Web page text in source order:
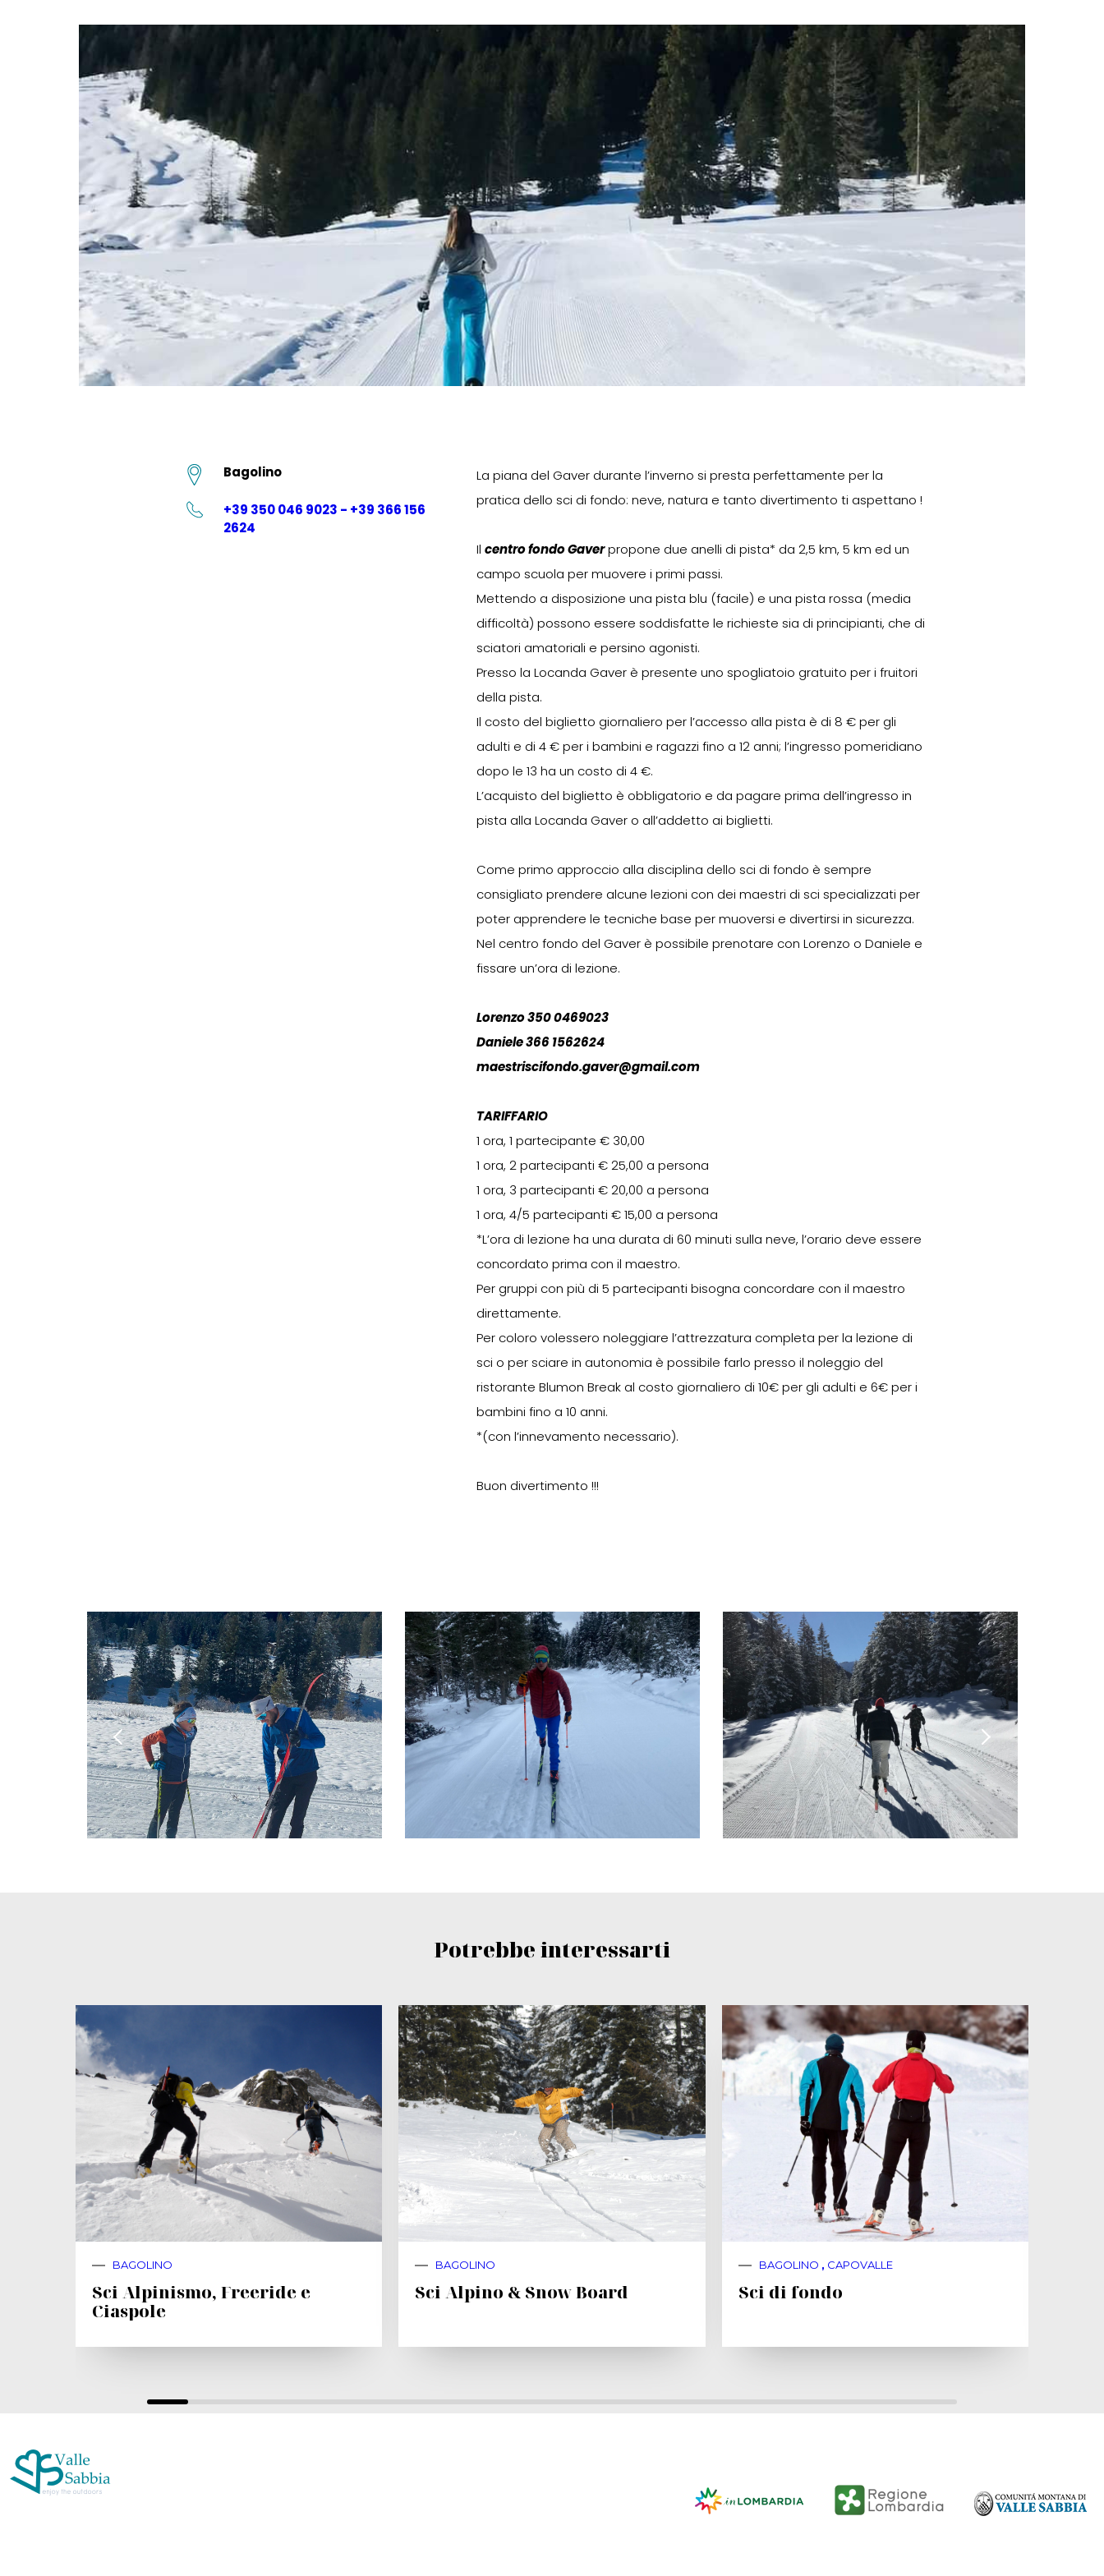
Bagolino
+39 350 046 9023 - +39 366 156
2624
La piana del Gaver durante l’inverno si presta perfettamente per la
pratica dello sci di fondo: neve, natura e tanto divertimento ti aspettano !
Il centro fondo Gaverpropone due anelli di pista* da 2,5 km, 5 km ed un
campo scuola per muovere i primi passi.
Mettendo a disposizione una pista blu (facile) e una pista rossa (media
difficoltà) possono essere soddisfatte le richieste sia di principianti, che di
sciatori amatoriali e persino agonisti.
Presso la Locanda Gaver è presente uno spogliatoio gratuito per i fruitori
della pista.
Il costo del biglietto giornaliero per l’accesso alla pista è di 8 € per gli
adulti e di 4 € per i bambini e ragazzi fino a 12 anni; l’ingresso pomeridiano
dopo le 13 ha un costo di 4 €.
L’acquisto del biglietto è obbligatorio e da pagare prima dell’ingresso in
pista alla Locanda Gaver o all’addetto ai biglietti.
Come primo approccio alla disciplina dello sci di fondo è sempre
consigliato prendere alcune lezioni con dei maestri di sci specializzati per
poter apprendere le tecniche base per muoversi e divertirsi in sicurezza.
Nel centro fondo del Gaver è possibile prenotare con Lorenzo o Daniele e
fissare un’ora di lezione.
Lorenzo 350 0469023
Daniele 366 1562624
maestriscifondo.gaver@gmail.com
TARIFFARIO
1 ora, 1 partecipante € 30,00
1 ora, 2 partecipanti € 25,00 a persona
1 ora, 3 partecipanti € 20,00 a persona
1 ora, 4/5 partecipanti € 15,00 a persona
*L’ora di lezione ha una durata di 60 minuti sulla neve, l’orario deve essere
concordato prima con il maestro.
Per gruppi con più di 5 partecipanti bisogna concordare con il maestro
direttamente.
Per coloro volessero noleggiare l’attrezzatura completa per la lezione di
sci o per sciare in autonomia è possibile farlo presso il noleggio del
ristorante Blumon Break al costo giornaliero di 10€ per gli adulti e 6€ per i
bambini fino a 10 anni.
*(con l’innevamento necessario).
Buon divertimento !!!
Potrebbe interessarti
BAGOLINO
Sci Alpinismo, Freeride e
Ciaspole
BAGOLINO
Sci Alpino & Snow Board
BAGOLINO , CAPOVALLE
Sci di fondo